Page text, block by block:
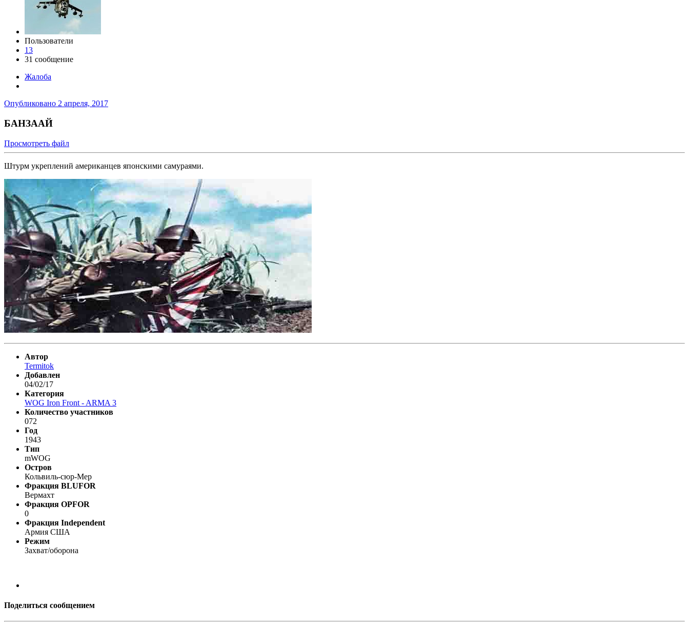
Пользователи
13
31 сообщение
Жалоба
Опубликовано 2 апреля, 2017
БАНЗААЙ
Просмотреть файл
Штурм укреплений американцев японскими самураями.
Автор
Termitok
Добавлен
04/02/17
Категория
WOG Iron Front - ARMA 3
Количество участников
072
Год
1943
Тип
mWOG
Остров
Кольвиль-сюр-Мер
Фракция BLUFOR
Вермахт
Фракция OPFOR
0
Фракция Independent
Армия США
Режим
Захват/оборона
Поделиться сообщением